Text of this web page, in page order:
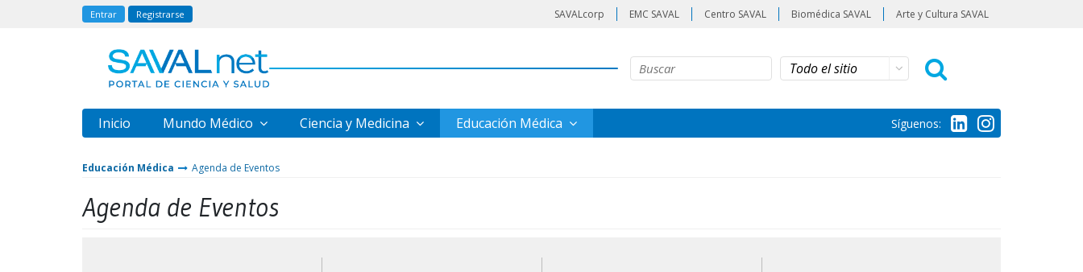
Entrar Registrarse SAVALcorp EMC SAVAL Centro SAVAL Biomédica SAVAL Arte y Cultura SAVAL
Inicio Mundo Médico Ciencia y Medicina Educación Médica Síguenos:
Educación Médica Agenda de Eventos
Agenda de Eventos